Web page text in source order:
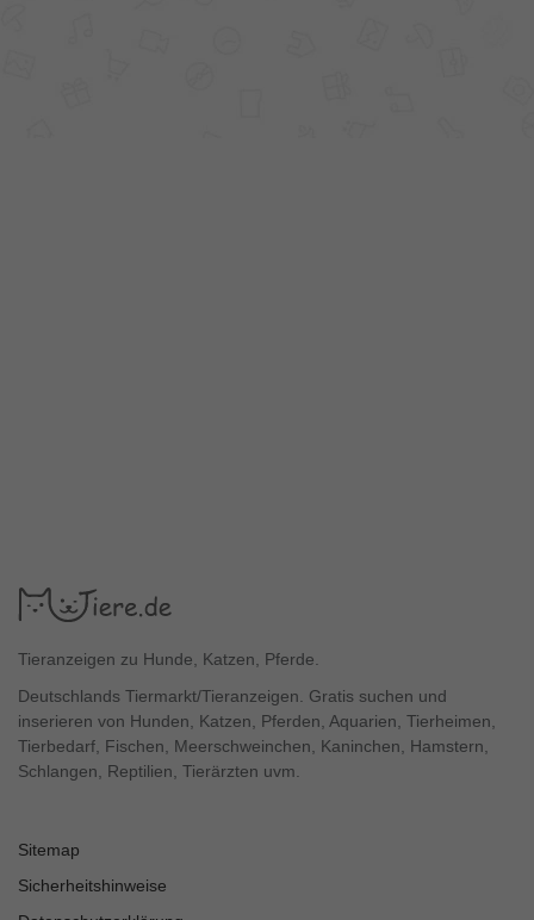
Tieranzeigen zu Hunde, Katzen, Pferde.
Deutschlands Tiermarkt/Tieranzeigen. Gratis suchen und
inserieren von Hunden, Katzen, Pferden, Aquarien, Tierheimen,
Tierbedarf, Fischen, Meerschweinchen, Kaninchen, Hamstern,
Schlangen, Reptilien, Tierärzten uvm.
Sitemap
Sicherheitshinweise